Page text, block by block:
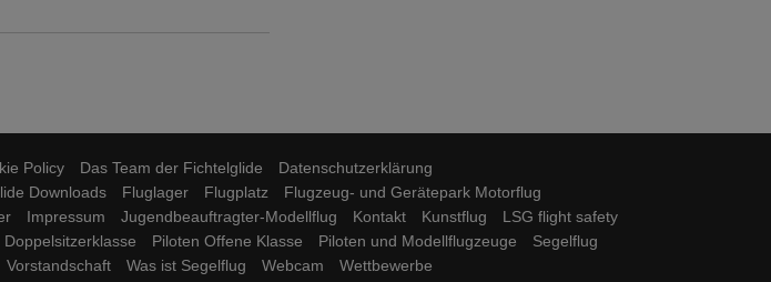
Policy Das Team der Fichtelglide
Datenschutzerklärung
Downloads Fluglager Flugplatz
Flugzeug- und Gerätepark Motorflug
Impressum Jugendbeauftragter-Modellflug Kontakt Kunstflug
LSG flight safety
Doppelsitzerklasse Piloten Offene Klasse Piloten und Modellflugzeuge
Segelflug
Vorstandschaft Was ist Segelflug Webcam
Wettbewerbe